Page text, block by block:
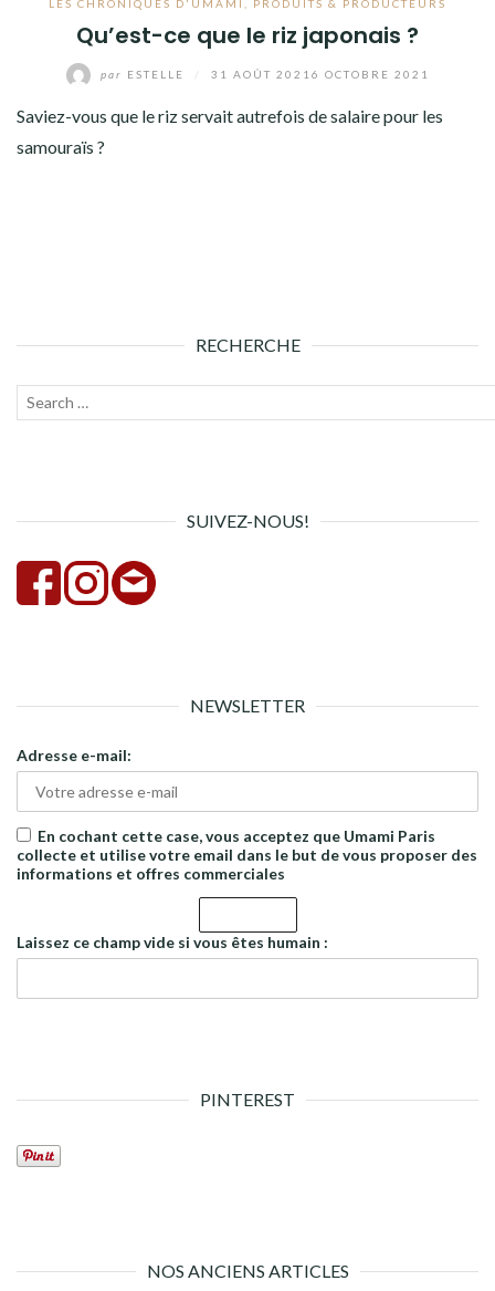
LES CHRONIQUES D'UMAMI PRODUITS & PRODUCTEURS
Qu’est-ce que le riz japonais ?
par ESTELLE 31 AOÛT 2021 6 OCTOBRE 2021
Saviez-vous que le riz servait autrefois de salaire pour les
samouraïs ?
RECHERCHE
Recherche
SUIVEZ-NOUS!
NEWSLETTER
Adresse e-mail:
En cochant cette case, vous acceptez que Umami Paris
collecte et utilise votre email dans le but de vous proposer des
informations et offres commerciales
Laissez ce champ vide si vous êtes humain :
PINTEREST
NOS ANCIENS ARTICLES